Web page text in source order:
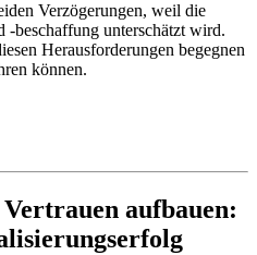
Verzögerungen, weil die
beschaffung unterschätzt wird.
Herausforderungen begegnen
können.
aufbauen: